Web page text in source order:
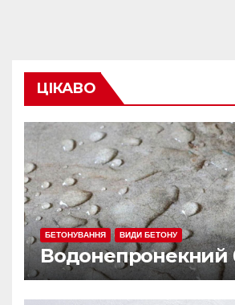
ЦІКАВО
БЕТОНУВАННЯ ВИДИ БЕТОНУ
Водонепронекний